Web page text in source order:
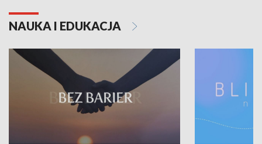
NAUKA I EDUKACJA